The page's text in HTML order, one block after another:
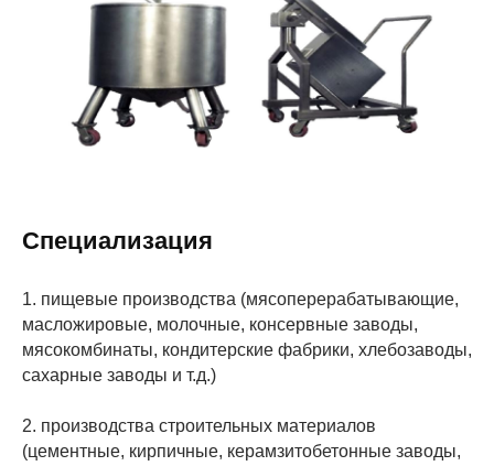
Специализация
1. пищевые производства (мясоперерабатывающие,
масложировые, молочные, консервные заводы,
мясокомбинаты, кондитерские фабрики, хлебозаводы,
сахарные заводы и т.д.)
2. производства строительных материалов
(цементные, кирпичные, керамзитобетонные заводы,